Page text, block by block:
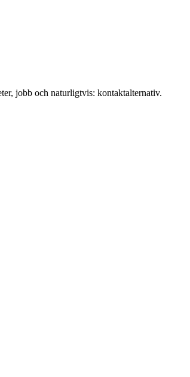
jobb och naturligtvis: kontaktalternativ.